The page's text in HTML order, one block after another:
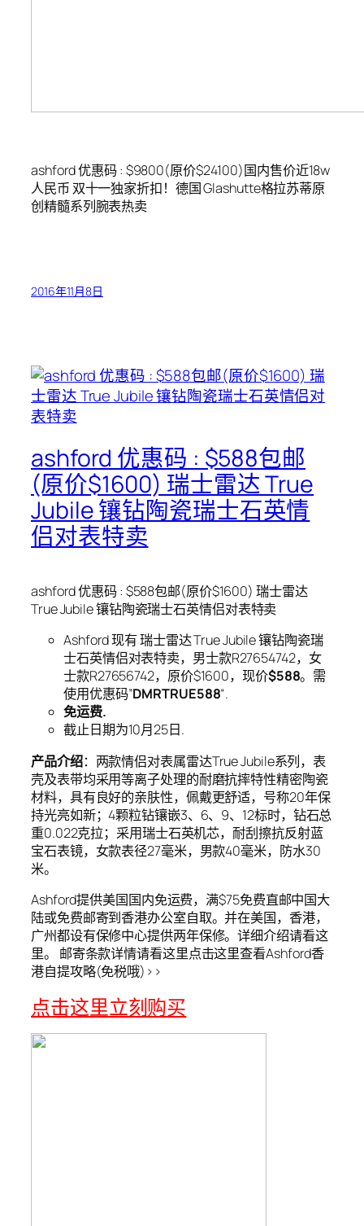
ashford 优惠码 : $9800(原价$24100)国内售价近18w
人民币 双十一独家折扣！德国 Glashutte格拉苏蒂原
创精髓系列腕表热卖
2016年11月8日
ashford 优惠码 : $588包邮
(原价$1600) 瑞士雷达 True
Jubile 镶钻陶瓷瑞士石英情
侣对表特卖
ashford 优惠码 : $588包邮(原价$1600) 瑞士雷达
True Jubile 镶钻陶瓷瑞士石英情侣对表特卖
Ashford 现有 瑞士雷达 True Jubile 镶钻陶瓷瑞
士石英情侣对表特卖，男士款R27654742，女
士款R27656742，原价$1600，现价$588。需
使用优惠码”DMRTRUE588“.
免运费.
截止日期为10月25日.
产品介绍：两款情侣对表属雷达True Jubile系列，表
壳及表带均采用等离子处理的耐磨抗摔特性精密陶瓷
材料，具有良好的亲肤性，佩戴更舒适，号称20年保
持光亮如新；4颗粒钻镶嵌3、6、9、12标时，钻石总
重0.022克拉；采用瑞士石英机芯，耐刮擦抗反射蓝
宝石表镜，女款表径27毫米，男款40毫米，防水30
米。
Ashford提供美国国内免运费，满$75免费直邮中国大
陆或免费邮寄到香港办公室自取。并在美国，香港，
广州都设有保修中心提供两年保修。详细介绍请看这
里。 邮寄条款详情请看这里点击这里查看Ashford香
港自提攻略(免税哦)>>
点击这里立刻购买